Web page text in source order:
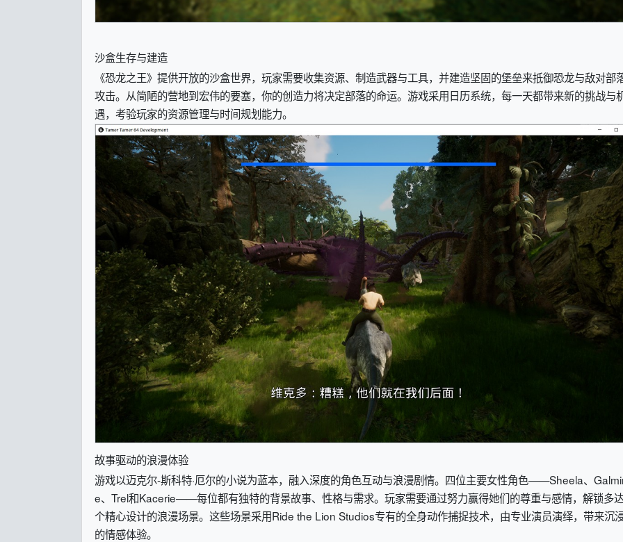
沙盒生存与建造
《恐龙之王》提供开放的沙盒世界，玩家需要收集资源、制造武器与工具，并建造坚固的堡垒来抵御恐龙与敌对部
攻击。从简陋的营地到宏伟的要塞，你的创造力将决定部落的命运。游戏采用日历系统，每一天都带来新的挑战与
遇，考验玩家的资源管理与时间规划能力。
故事驱动的浪漫体验
游戏以迈克尔-斯科特·厄尔的小说为蓝本，融入深度的角色互动与浪漫剧情。四位主要女性角色——Sheela、
e、Trel和Kacerie——每位都有独特的背景故事、性格与需求。玩家需要通过努力赢得她们的尊重与感情，解锁多
个精心设计的浪漫场景。这些场景采用Ride the Lion Studios专有的全身动作捕捉技术，由专业演员演绎，带来沉
的情感体验。